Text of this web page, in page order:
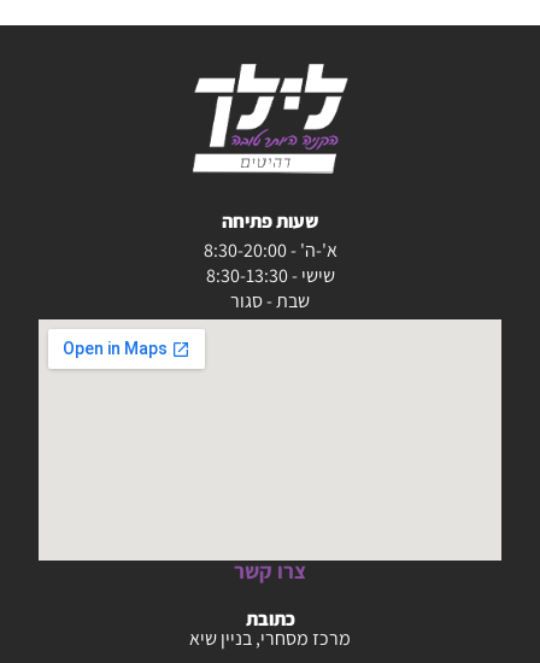
שעות פתיחה
א'-ה' - 8:30-20:00
שישי - 8:30-13:30
שבת - סגור
צרו קשר
כתובת
מרכז מסחרי, בניין שיא